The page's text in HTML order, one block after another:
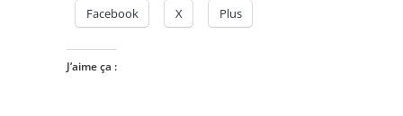
Facebook X Plus
J’aime ça :